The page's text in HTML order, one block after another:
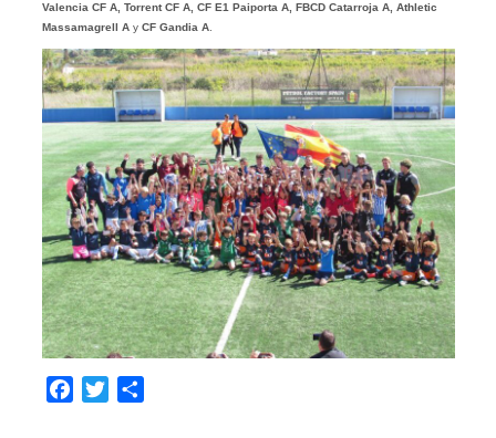
Valencia CF A, Torrent CF A, CF E1 Paiporta A, FBCD Catarroja A, Athletic
Massamagrell Ay CF Gandia A.
Facebook
Twitter